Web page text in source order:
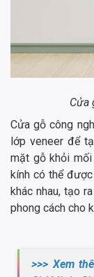
Cửa
Cửa gỗ công
lớp veneer để
mặt gỗ khỏi
kính có thể
khác nhau, tạo
phong cách cho
>>> Xem